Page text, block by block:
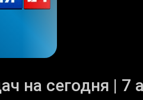
на сегодня | 7